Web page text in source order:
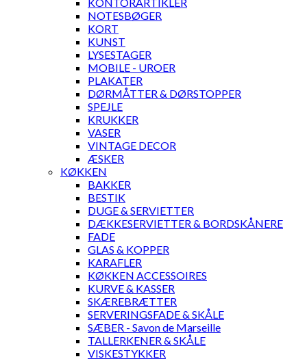
NOTESBØGER
KORT
KUNST
LYSESTAGER
MOBILE - UROER
PLAKATER
DØRMÅTTER & DØRSTOPPER
SPEJLE
KRUKKER
VASER
VINTAGE DECOR
ÆSKER
KØKKEN
BAKKER
BESTIK
DUGE & SERVIETTER
DÆKKESERVIETTER & BORDSKÅNERE
FADE
GLAS & KOPPER
KARAFLER
KØKKEN ACCESSOIRES
KURVE & KASSER
SKÆREBRÆTTER
SERVERINGSFADE & SKÅLE
SÆBER - Savon de Marseille
TALLERKENER & SKÅLE
VISKESTYKKER